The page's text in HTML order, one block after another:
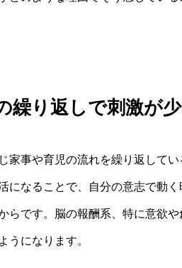
繰り返しで刺激が
家事や育児の流れを繰り返して
になることで、自分の意志で動
らです。脳の報酬系、特に意欲
うになります。